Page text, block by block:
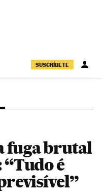
SUSCRÍBETE
fuga brutal
é